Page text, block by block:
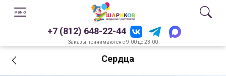
+7 (812) 648-22-44
Заказы принимаются с 9.00 до 23.00
Сердца